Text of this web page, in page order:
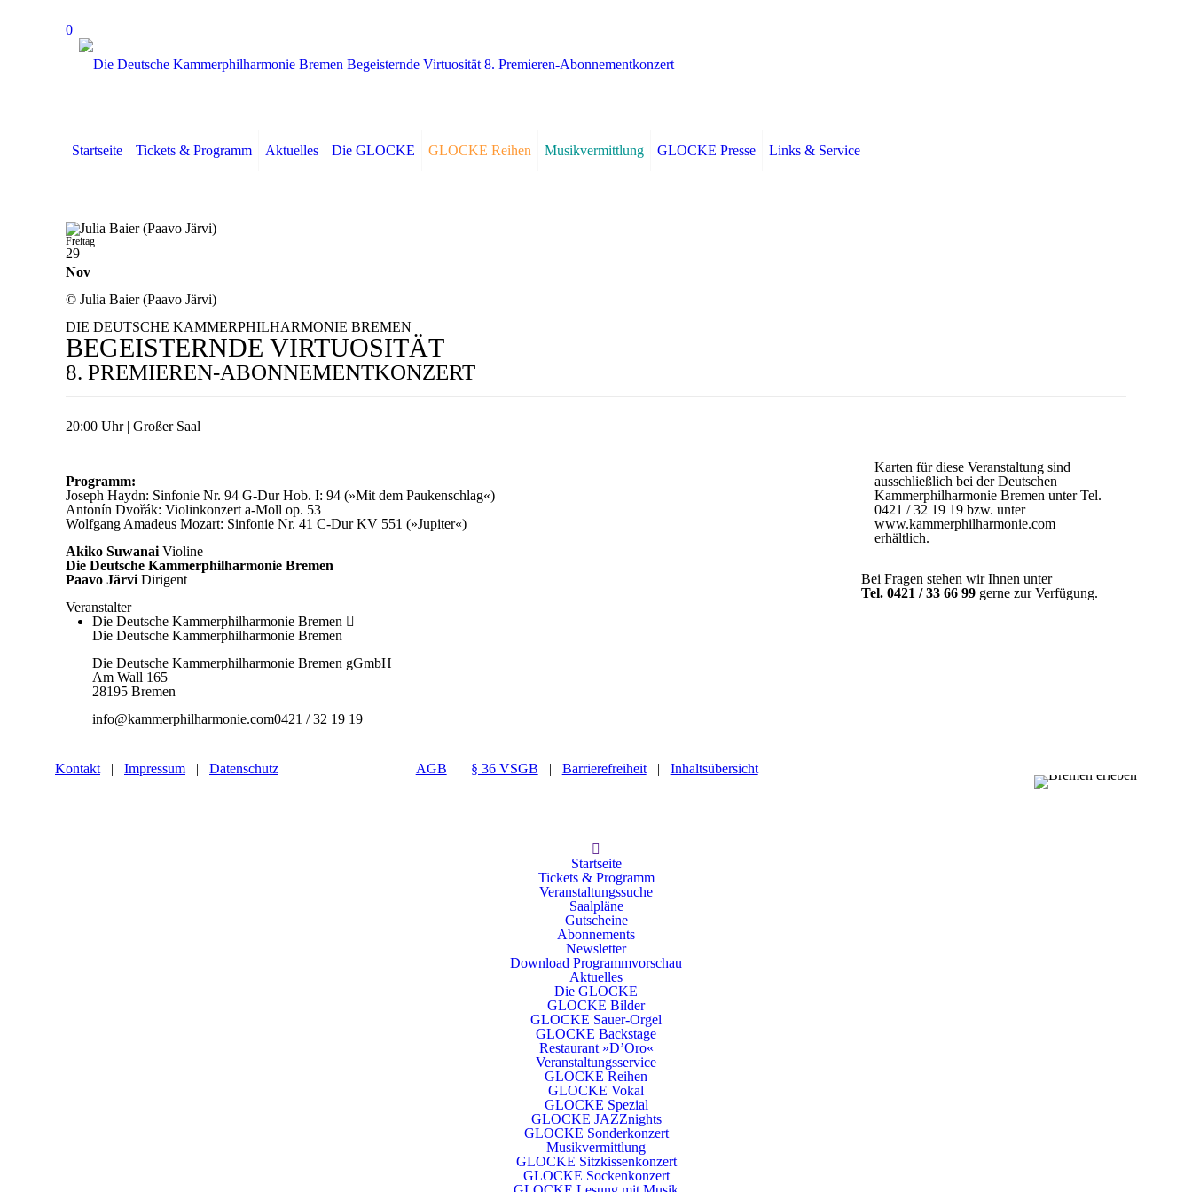
0
Startseite Tickets & Programm Aktuelles Die GLOCKE GLOCKE Reihen Musikvermittlung GLOCKE Presse Links & Service
Freitag
29
Nov
© Julia Baier (Paavo Järvi)
DIE DEUTSCHE KAMMERPHILHARMONIE BREMEN
BEGEIS­TERNDE VIRTUO­SITÄT
8. PREMIEREN-ABONNE­MENT­KONZERT
20:00 Uhr | Großer Saal
Programm:
Joseph Haydn: Sinfonie Nr. 94 G-Dur Hob. I: 94 (»Mit dem Paukenschlag«)
Antonín Dvořák: Violinkonzert a-Moll op. 53
Wolfgang Amadeus Mozart: Sinfonie Nr. 41 C-Dur KV 551 (»Jupiter«)
Akiko SuwanaiVioline
Die Deutsche Kammerphilharmonie Bremen
Paavo Järvi Dirigent
Veranstalter
Die Deutsche Kammerphilharmonie Bremen
Die Deutsche Kammerphilharmonie Bremen
Die Deutsche Kammerphilharmonie Bremen gGmbH
Am Wall 165
28195 Bremen
info@kammerphilharmonie.com0421 / 32 19 19
Karten für diese Veranstaltung sind
ausschließlich bei der Deutschen
Kammerphilharmonie Bremen unter Tel.
0421 / 32 19 19 bzw. unter
www.kammerphilharmonie.com
erhältlich.
Bei Fragen stehen wir Ihnen unter
Tel. 0421 / 33 66 99 gerne zur Verfügung.
Kontakt | Impressum | Datenschutz AGB | § 36 VSGB | Barrierefreiheit| Inhaltsübersicht
Startseite
Tickets & Programm
Veranstaltungssuche
Saalpläne
Gutscheine
Abonnements
Newsletter
Download Programmvorschau
Aktuelles
Die GLOCKE
GLOCKE Bilder
GLOCKE Sauer-Orgel
GLOCKE Backstage
Restaurant »D’Oro«
Veranstaltungsservice
GLOCKE Reihen
GLOCKE Vokal
GLOCKE Spezial
GLOCKE JAZZnights
GLOCKE Sonderkonzert
Musikvermittlung
GLOCKE Sitzkissenkonzert
GLOCKE Sockenkonzert